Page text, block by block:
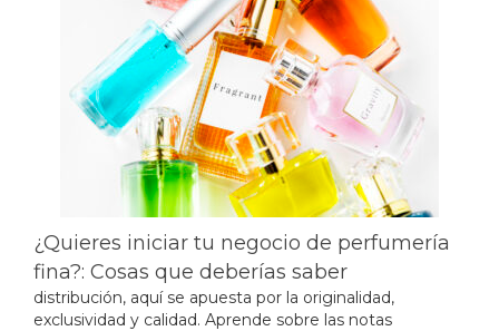
¿Quieres iniciar tu negocio de perfumería
fina?: Cosas que deberías saber
distribución, aquí se apuesta por la originalidad,
exclusividad y calidad. Aprende sobre las notas